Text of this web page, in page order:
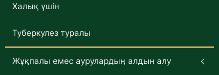
Халық үшін
Туберкулез туралы
Жұқпалы емес аурулардың алдын алу